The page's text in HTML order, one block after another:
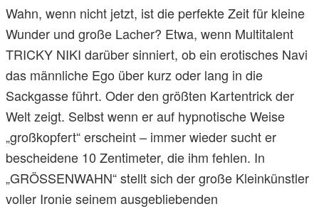
Wahn, wenn nicht jetzt, ist die perfekte Zeit für kleine
Wunder und große Lacher? Etwa, wenn Multitalent
TRICKY NIKI darüber sinniert, ob ein erotisches Navi
das männliche Ego über kurz oder lang in die
Sackgasse führt. Oder den größten Kartentrick der
Welt zeigt. Selbst wenn er auf hypnotische Weise
„großkopfert“ erscheint – immer wieder sucht er
bescheidene 10 Zentimeter, die ihm fehlen. In
„GRÖSSENWAHN“ stellt sich der große Kleinkünstler
voller Ironie seinem ausgebliebenden